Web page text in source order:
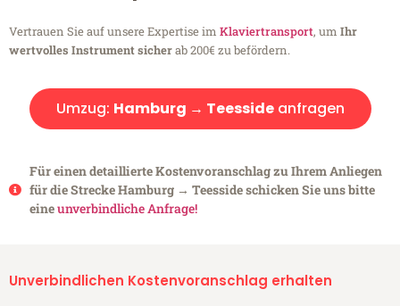
Vertrauen Sie auf unsere Expertise im Klaviertransport, um Ihr
wertvolles Instrument sicherab 200€ zu befördern.
Umzug: Hamburg → Teessideanfragen
Für einen detaillierte Kostenvoranschlag zu Ihrem Anliegen
für die Strecke Hamburg → Teesside schicken Sie uns bitte
eineunverbindliche Anfrage!
Unverbindlichen Kostenvoranschlag erhalten